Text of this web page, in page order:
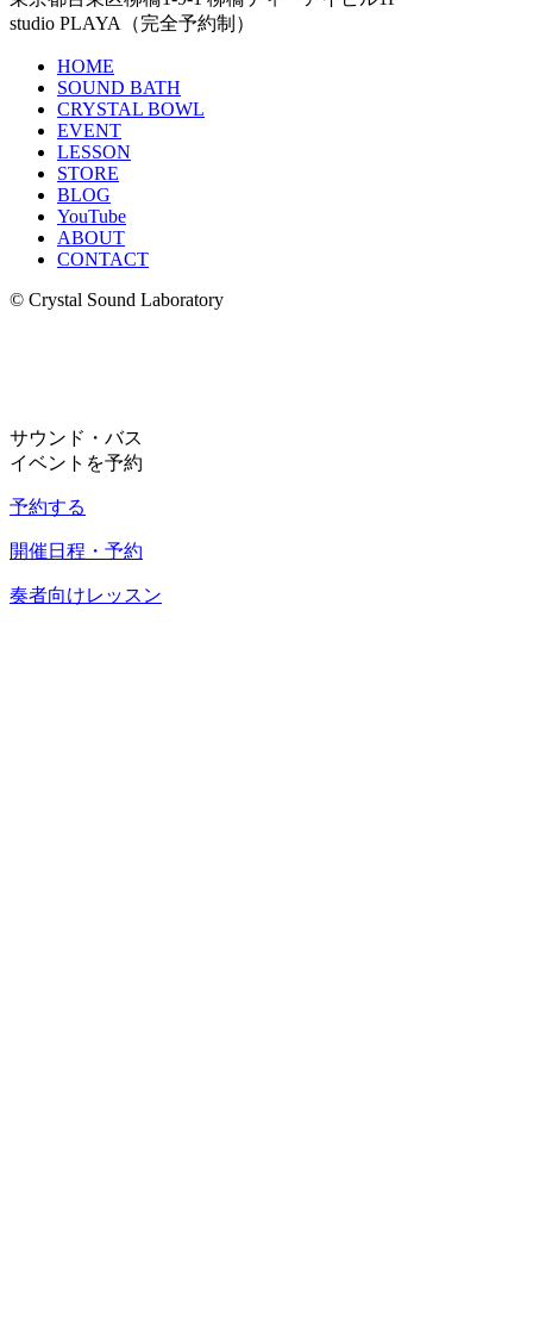
studio PLAYA（完全予約制）
HOME
SOUND BATH
CRYSTAL BOWL
EVENT
LESSON
STORE
BLOG
YouTube
ABOUT
CONTACT
© Crystal Sound Laboratory
サウンド・バス
イベントを予約
予約する
開催日程・予約
奏者向けレッスン